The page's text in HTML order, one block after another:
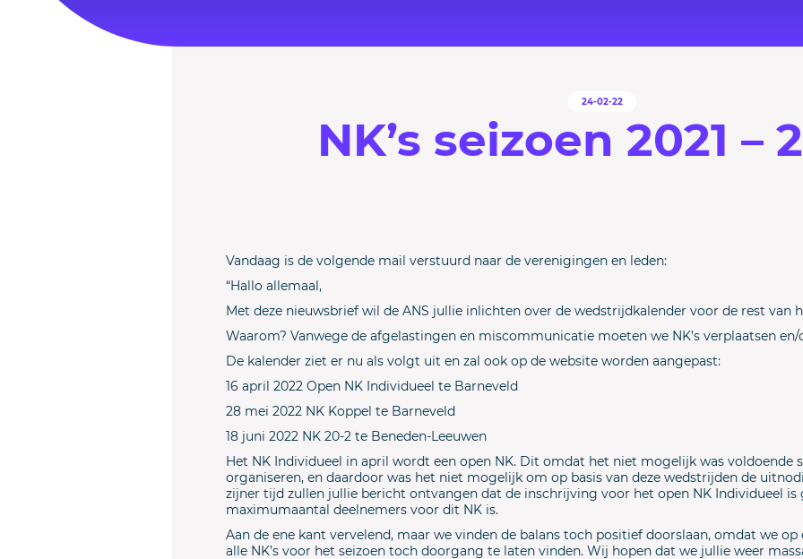
24-02-22
NK’s seizoen 2021 –
Vandaag is de volgende mail verstuurd naar de verenigingen en leden:
“Hallo allemaal,
Met deze nieuwsbrief wil de ANS jullie inlichten over de wedstrijdkalender voor de rest van
Waarom? Vanwege de afgelastingen en miscommunicatie moeten we NK’s verplaatsen
De kalender ziet er nu als volgt uit en zal ook op de website worden aangepast:
16 april 2022 Open NK Individueel te Barneveld
28 mei 2022 NK Koppel te Barneveld
18 juni 2022 NK 20-2 te Beneden-Leeuwen
Het NK Individueel in april wordt een open NK. Dit omdat het niet mogelijk was voldoende
organiseren, en daardoor was het niet mogelijk om op basis van deze wedstrijden de
zijner tijd zullen jullie bericht ontvangen dat de inschrijving voor het open NK Individueel is
maximumaantal deelnemers voor dit NK is.
Aan de ene kant vervelend, maar we vinden de balans toch positief doorslaan, omdat we
alle NK’s voor het seizoen toch doorgang te laten vinden. Wij hopen dat we jullie weer